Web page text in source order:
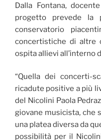
Dalla Fontana,
progetto prevede la
conservatorio
concertistiche di altre
ospita allievi all’interno
“Quella dei concerti-
ricadute positive a più
del Nicolini Paola
giovane musicista, che
una platea diversa da
possibilità per il